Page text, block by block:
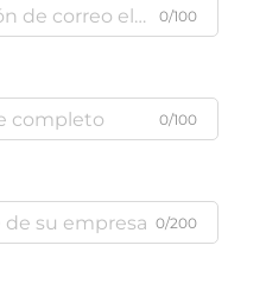
0/100
0/100
0/200